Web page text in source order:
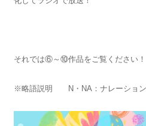
それでは⑥～⑩作品をご覧ください！
※略語説明 N・NA：ナレーショ